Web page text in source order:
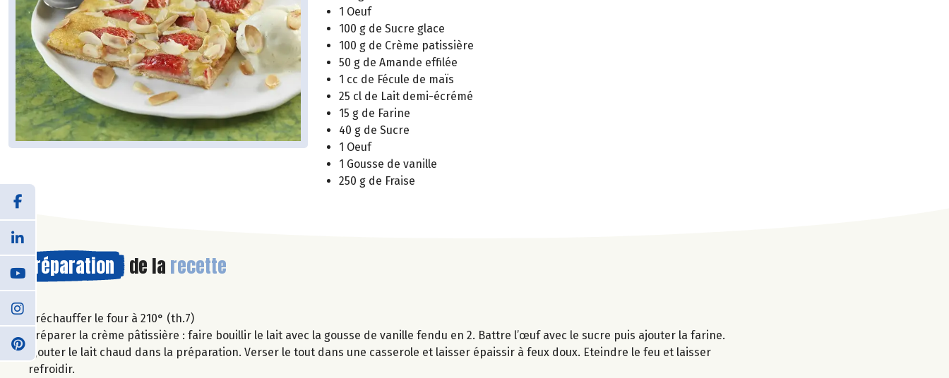
1 Oeuf
100 g de Sucre glace
100 g de Crème patissière
50 g de Amande effilée
1 cc de Fécule de maïs
25 cl de Lait demi-écrémé
15 g de Farine
40 g de Sucre
1 Oeuf
1 Gousse de vanille
250 g de Fraise
Préparation de la recette
Préchauffer le four à 210° (th.7)
Préparer la crème pâtissière : faire bouillir le lait avec la gousse de vanille fendu en 2. Battre l’œuf avec le sucre puis ajouter la farine.
Ajouter le lait chaud dans la préparation. Verser le tout dans une casserole et laisser épaissir à feux doux. Eteindre le feu et laisser
refroidir.